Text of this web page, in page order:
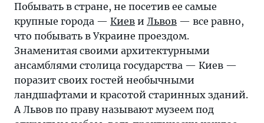
Побывать в стране, не посетив ее самые
крупные города — Киев и Львов — все равно,
что побывать в Украине проездом.
Знаменитая своими архитектурными
ансамблями столица государства — Киев —
поразит своих гостей необычными
ландшафтами и красотой старинных зданий.
А Львов по праву называют музеем под